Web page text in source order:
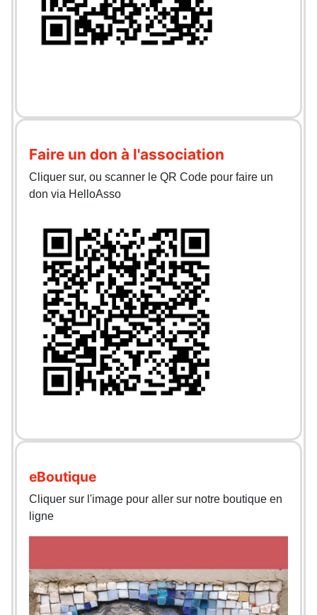
Faire un don à l'association
Cliquer sur, ou scanner le QR Code pour faire un
don via HelloAsso
eBoutique
Cliquer sur l'image pour aller sur notre boutique en
ligne